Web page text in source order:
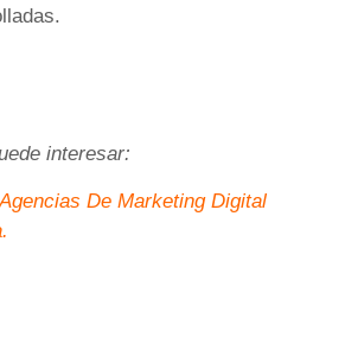
interesar:
De Marketing Digital